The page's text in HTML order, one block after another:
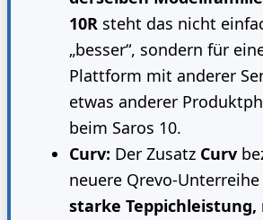
10R steht das nicht
„besser“, sondern für
Plattform mit anderer
etwas anderer
beim Saros 10.
Curv: Der Zusatz Curv
neuere Qrevo-
starke Teppichleistung,